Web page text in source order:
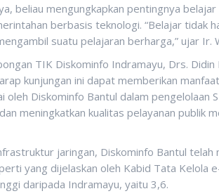
beliau mengungkapkan pentingnya
berbasis teknologi. “Belajar tidak
suatu pelajaran berharga,” ujar Ir.
TIK Diskominfo Indramayu, Drs.
kunjungan ini dapat memberikan
oleh Diskominfo Bantul dalam pengelolaan
meningkatkan kualitas pelayanan publik
jaringan, Diskominfo Bantul
yang dijelaskan oleh Kabid Tata Kelola
daripada Indramayu, yaitu 3,6.